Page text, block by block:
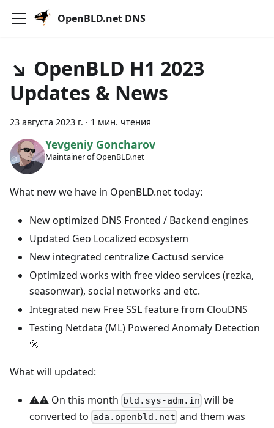
OpenBLD.net DNS
↘ OpenBLD H1 2023
Updates & News
23 августа 2023 г. · 1 мин. чтения
Yevgeniy Goncharov
Maintainer of OpenBLD.net
What new we have in OpenBLD.net today:
New optimized DNS Fronted / Backend engines
Updated Geo Localized ecosystem
New integrated centralize Cactusd service
Optimized works with free video services (rezka,
seasonwar), social networks and etc.
Integrated new Free SSL feature from ClouDNS
Testing Netdata (ML) Powered Anomaly Detection
🔩
What will updated:
⚠️⚠️ On this month bld.sys-adm.in will be
converted to ada.openbld.net and them was